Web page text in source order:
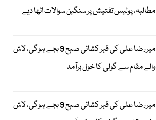
مطالبہ، پولیس تفتیش پر سنگین سوالات اٹھا دیے
میر رضا علی کی قبر کشائی صبح 9 بجے ہوگی، لاش
والے مقام سے گولی کا خول برآمد
میر رضا علی کی قبر کشائی صبح 9 بجے ہوگی، لاش